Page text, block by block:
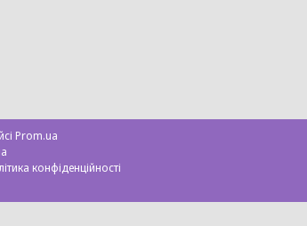
Prom.ua
конфіденційності